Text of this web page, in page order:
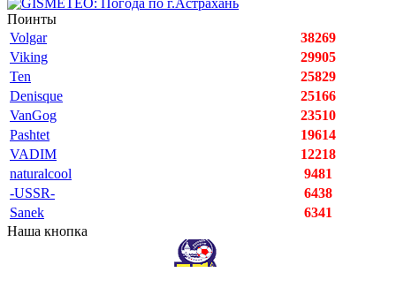
Поинты
Volgar
38269
Viking
29905
Ten
25829
Denisque
25166
VanGog
23510
Pashtet
19614
VADIM
12218
naturalcool
9481
-USSR-
6438
Sanek
6341
Наша кнопка